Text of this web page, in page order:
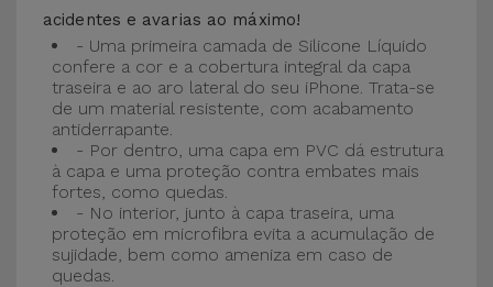
acidentes e avarias ao máximo!
- Uma primeira camada de Silicone Líquido
confere a cor e a cobertura integral da capa
traseira e ao aro lateral do seu iPhone. Trata-se
de um material resistente, com acabamento
antiderrapante.
- Por dentro, uma capa em PVC dá estrutura
à capa e uma proteção contra embates mais
fortes, como quedas.
- No interior, junto à capa traseira, uma
proteção em microfibra evita a acumulação de
sujidade, bem como ameniza em caso de
quedas.